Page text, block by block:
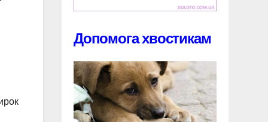
Допомога хвостикам